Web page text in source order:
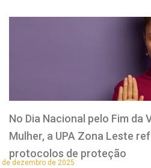
No Dia Nacional pelo Fim da
Mulher, a UPA Zona Leste
protocolos de proteção
de dezembro de 2025